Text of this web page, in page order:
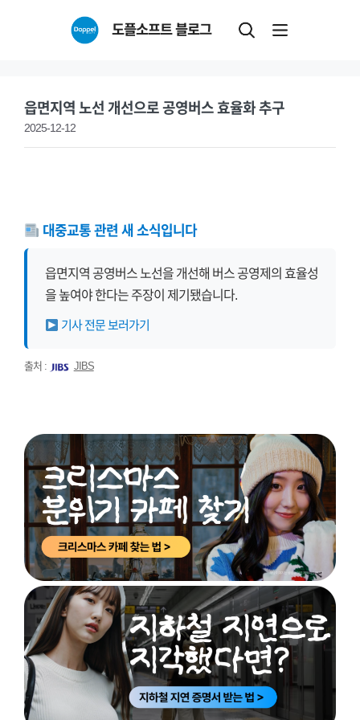
도플소프트 블로그
읍면지역 노선 개선으로 공영버스 효율화 추구
2025-12-12
대중교통 관련 새 소식입니다
읍면지역 공영버스 노선을 개선해 버스 공영제의 효율성
을 높여야 한다는 주장이 제기됐습니다.
기사 전문 보러가기
출처 : JIBS